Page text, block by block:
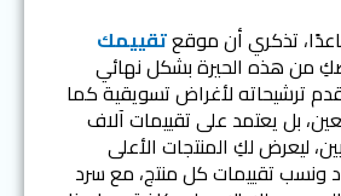
تذكري أن موقعتقييمك
من هذه الحيرة بشكل نهائي
ترشيحاته لأغراض تسويقية كما
بل يعتمد على تقييمات آلاف
ليعرض لكِ المنتجات الأعلى
ونسب تقييمات كل منتج، مع سرد